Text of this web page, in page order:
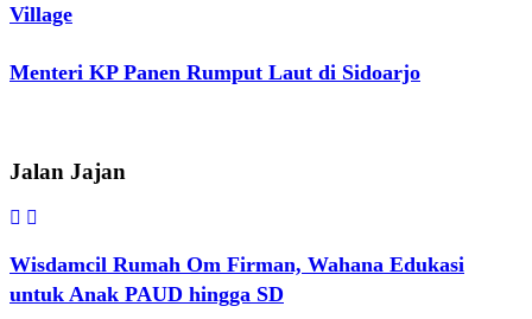
Village
Menteri KP Panen Rumput Laut di Sidoarjo
Jalan Jajan
Wisdamcil Rumah Om Firman, Wahana Edukasi
untuk Anak PAUD hingga SD